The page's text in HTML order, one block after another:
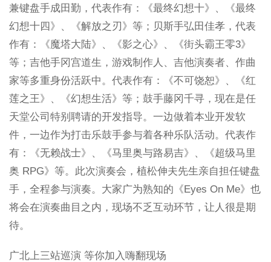
兼键盘手成田勤，代表作有：《最终幻想十》、《最终
幻想十四》、《解放之刃》等；贝斯手弘田佳孝，代表
作有：《魔塔大陆》、《影之心》、《街头霸王零3》
等；吉他手冈宫道生，游戏制作人、吉他演奏者、作曲
家等多重身份活跃中。代表作有：《不可饶恕》、《红
莲之王》、《幻想生活》等；鼓手藤冈千寻，现在是任
天堂公司特别聘请的开发指导。一边做着本业开发软
件，一边作为打击乐鼓手参与着各种乐队活动。代表作
有：《无赖战士》、《马里奥与路易吉》、《超级马里
奥 RPG》等。此次演奏会，植松伸夫先生亲自担任键盘
手，全程参与演奏。大家广为熟知的《Eyes On Me》也
将会在演奏曲目之内，现场不乏互动环节，让人很是期
待。
广北上三站巡演 等你加入嗨翻现场